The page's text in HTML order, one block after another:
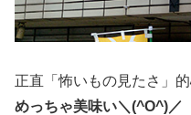
正直「怖いもの見たさ」
めっちゃ美味い＼(^O^)／